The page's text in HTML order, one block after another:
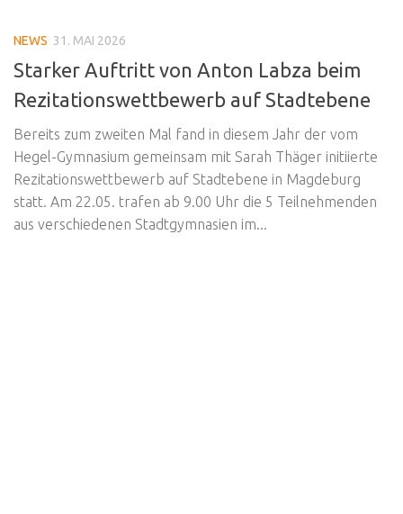
NEWS 31. MAI 2026
Starker Auftritt von Anton Labza beim
Rezitationswettbewerb auf Stadtebene
Bereits zum zweiten Mal fand in diesem Jahr der vom
Hegel-Gymnasium gemeinsam mit Sarah Thäger initiierte
Rezitationswettbewerb auf Stadtebene in Magdeburg
statt. Am 22.05. trafen ab 9.00 Uhr die 5 Teilnehmenden
aus verschiedenen Stadtgymnasien im...